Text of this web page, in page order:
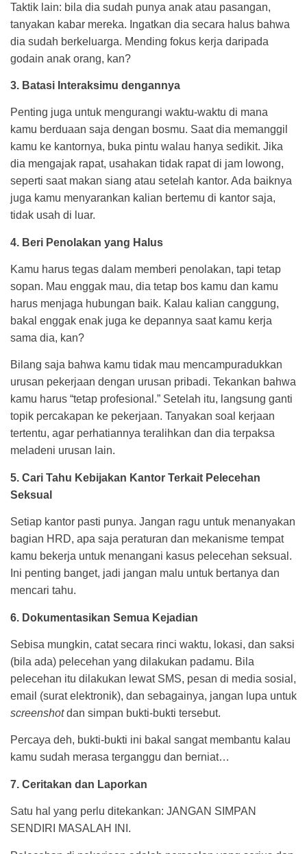
Taktik lain: bila dia sudah punya anak atau pasangan,
tanyakan kabar mereka. Ingatkan dia secara halus bahwa
dia sudah berkeluarga. Mending fokus kerja daripada
godain anak orang, kan?
3. Batasi Interaksimu dengannya
Penting juga untuk mengurangi waktu-waktu di mana
kamu berduaan saja dengan bosmu. Saat dia memanggil
kamu ke kantornya, buka pintu walau hanya sedikit. Jika
dia mengajak rapat, usahakan tidak rapat di jam lowong,
seperti saat makan siang atau setelah kantor. Ada baiknya
juga kamu menyarankan kalian bertemu di kantor saja,
tidak usah di luar.
4. Beri Penolakan yang Halus
Kamu harus tegas dalam memberi penolakan, tapi tetap
sopan. Mau enggak mau, dia tetap bos kamu dan kamu
harus menjaga hubungan baik. Kalau kalian canggung,
bakal enggak enak juga ke depannya saat kamu kerja
sama dia, kan?
Bilang saja bahwa kamu tidak mau mencampuradukkan
urusan pekerjaan dengan urusan pribadi. Tekankan bahwa
kamu harus “tetap profesional.” Setelah itu, langsung ganti
topik percakapan ke pekerjaan. Tanyakan soal kerjaan
tertentu, agar perhatiannya teralihkan dan dia terpaksa
meladeni urusan lain.
5. Cari Tahu Kebijakan Kantor Terkait Pelecehan
Seksual
Setiap kantor pasti punya. Jangan ragu untuk menanyakan
bagian HRD, apa saja peraturan dan mekanisme tempat
kamu bekerja untuk menangani kasus pelecehan seksual.
Ini penting banget, jadi jangan malu untuk bertanya dan
mencari tahu.
6. Dokumentasikan Semua Kejadian
Sebisa mungkin, catat secara rinci waktu, lokasi, dan saksi
(bila ada) pelecehan yang dilakukan padamu. Bila
pelecehan itu dilakukan lewat SMS, pesan di media sosial,
email (surat elektronik), dan sebagainya, jangan lupa untuk
screenshotdan simpan bukti-bukti tersebut.
Percaya deh, bukti-bukti ini bakal sangat membantu kalau
kamu sudah merasa terganggu dan berniat…
7. Ceritakan dan Laporkan
Satu hal yang perlu ditekankan: JANGAN SIMPAN
SENDIRI MASALAH INI.